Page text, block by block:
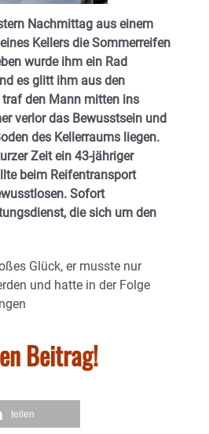
Nachmittag aus einem
Kellers die Sommerreifen
wurde ihm ein Rad
es glitt ihm aus den
den Mann mitten ins
verlor das Bewusstsein und
des Kellerraums liegen.
Zeit ein 43-jähriger
beim Reifentransport
Sofort
die sich um den
Glück, er musste nur
und hatte in der Folge
Beitrag!
teilen